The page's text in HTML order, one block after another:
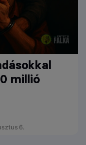
millió
6.